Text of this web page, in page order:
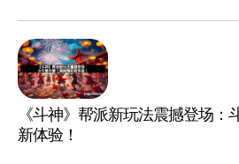
《斗神》帮派新玩法震撼登场：
新体验！